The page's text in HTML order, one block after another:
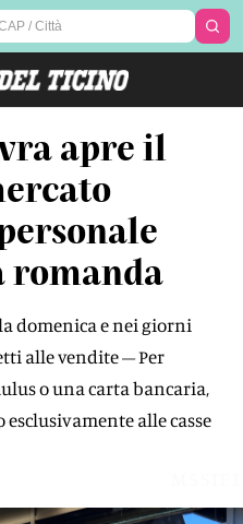
apre il
romanda
domenica e nei giorni
alle vendite – Per
o una carta bancaria,
alle casse